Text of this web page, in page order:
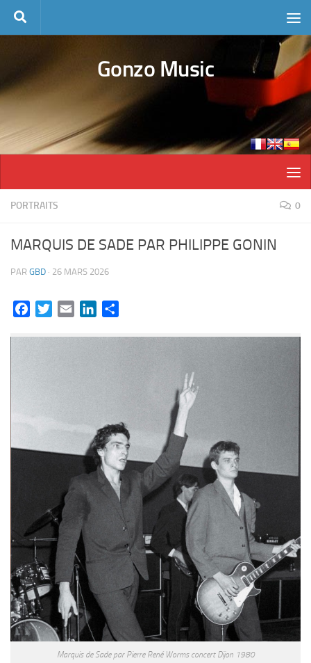
Skip to content
Gonzo Music
PORTRAITS 0
MARQUIS DE SADE PAR PHILIPPE GONIN
PAR GBD · 26 MARS 2026
FacebookTwitterEmail LinkedIn
Marquis de Sade par Pierre René Worms concert Dijon 1980